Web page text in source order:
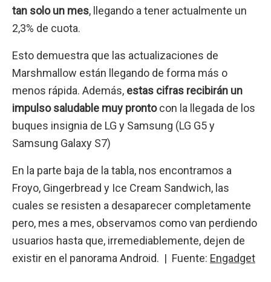
tan solo un mes, llegando a tener actualmente un
2,3% de cuota.
Esto demuestra que las actualizaciones de
Marshmallow están llegando de forma más o
menos rápida. Además, estas cifras recibirán un
impulso saludable muy prontocon la llegada de los
buques insignia de LG y Samsung (LG G5 y
Samsung Galaxy S7)
En la parte baja de la tabla, nos encontramos a
Froyo, Gingerbread y Ice Cream Sandwich, las
cuales se resisten a desaparecer completamente
pero, mes a mes, observamos como van perdiendo
usuarios hasta que, irremediablemente, dejen de
existir en el panorama Android. | Fuente: Engadget